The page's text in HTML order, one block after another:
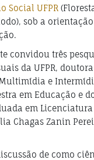
Social UFPR
sob a
convidou três
da UFPR,
e
em Educação e
em
Chagas Zanin
de como